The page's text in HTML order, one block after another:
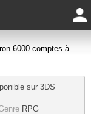
6000 comptes à
sur 3DS
RPG